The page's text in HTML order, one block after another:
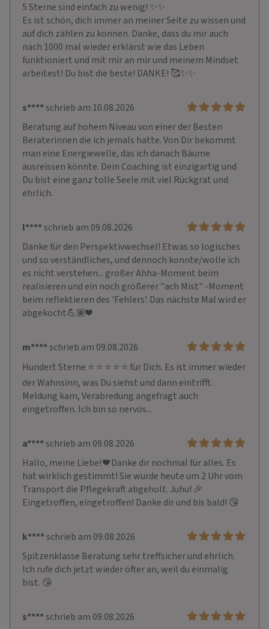
5 Sterne sind einfach zu wenig! ✨✨
Es ist schön, dich immer an meiner Seite zu wissen und
auf dich zählen zu können. Danke, dass du mir auch
nach 1000 mal wieder erklärst wie das Leben
funktioniert und mit mir an mir und meinem Mindset
arbeitest! Du bist die beste! DANKE! 🥰✨✨
s****schrieb am 10.08.2026
Beratung auf hohem Niveau von einer der Besten
Beraterinnen die ich jemals hatte. Von Dir bekommt
man eine Energiewelle, das ich danach Bäume
ausreissen könnte. Dein Coaching ist einzigartig und
Du bist eine ganz tolle Seele mit viel Rückgrat und
ehrlich.
l****schrieb am 09.08.2026
Danke für den Perspektivwechsel! Etwas so logisches
und so verständliches, und dennoch konnte/wolle ich
es nicht verstehen... großer Ahha-Moment beim
realisieren und ein noch größerer "ach Mist" -Moment
beim reflektieren des 'Fehlers'. Das nächste Mal wird er
abgekocht💪🏽❤️
m****schrieb am 09.08.2026
Hundert Sterne ⭐ ⭐ ⭐ ⭐ ⭐ für Dich. Es ist immer wieder
der Wahnsinn, was Du siehst und dann eintrifft.
Meldung kam, Verabredung angefragt auch
eingetroffen. Ich bin so nervös...
a****schrieb am 09.08.2026
Hallo, meine Liebe! ❤️ Danke dir nochmal für alles. Es
hat wirklich gestimmt! Sie wurde heute um 2 Uhr vom
Transport die Pflegekraft abgeholt. Juhu! 🎉
Eingetroffen, eingetroffen! Danke dir und bis bald! 😘
k****schrieb am 09.08.2026
Spitzenklasse Beratung sehr treffsicher und ehrlich.
Ich rufe dich jetzt wieder öfter an, weil du einmalig
bist. 😘
s****schrieb am 09.08.2026